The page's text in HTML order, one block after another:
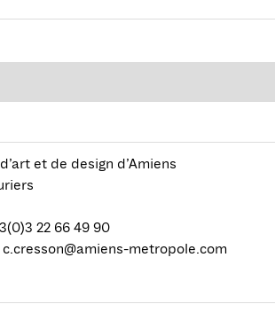
et de design d’Amiens
22 66 49 90
metropole.com